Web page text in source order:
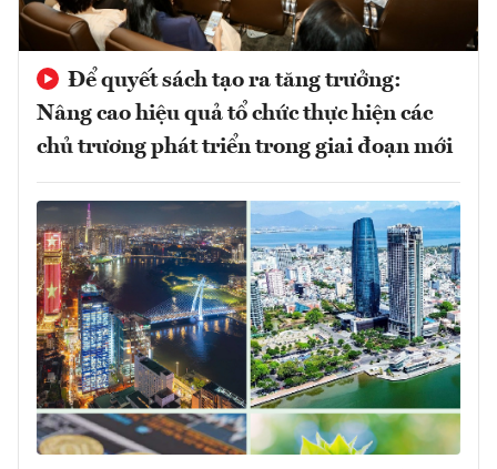
Để quyết sách tạo ra tăng trưởng:
Nâng cao hiệu quả tổ chức thực hiện các
chủ trương phát triển trong giai đoạn mới